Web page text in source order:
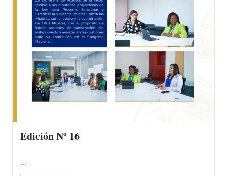
Edición Nº 16
...